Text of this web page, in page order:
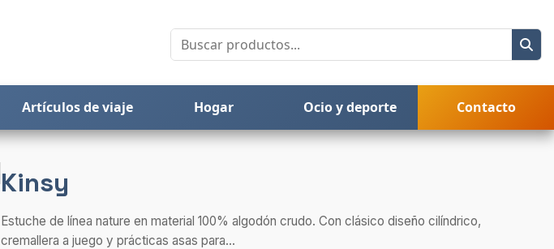
Artículos de viaje Hogar Ocio y deporte Contacto
Kinsy
Estuche de línea nature en material 100% algodón crudo. Con clásico diseño cilíndrico,
cremallera a juego y prácticas asas para...